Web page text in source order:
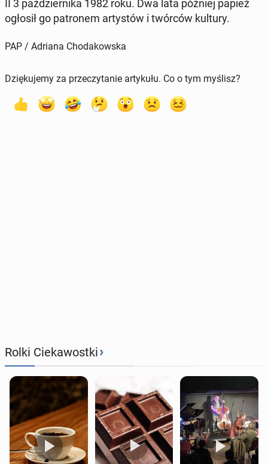
II 3 październi­ka 1982 roku. Dwa lata później papież
ogłosił go pa­tronem artys­tów i twórców kultury.
PAP / Adriana Chodakowska
Dziękujemy za przeczytanie artykułu. Co o tym myślisz?
Rolki Ciekawostki›